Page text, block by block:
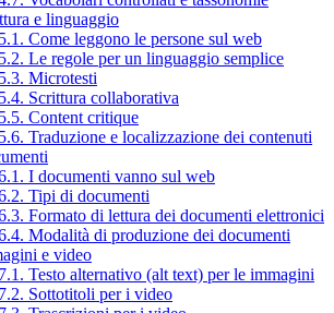
e linguaggio
Come leggono le persone sul web
Le regole per un linguaggio semplice
Microtesti
Scrittura collaborativa
Content critique
Traduzione e localizzazione dei contenuti
I documenti vanno sul web
Tipi di documenti
Formato di lettura dei documenti elettronici
Modalità di produzione dei documenti
e video
Testo alternativo (alt text) per le immagini
Sottotitoli per i video